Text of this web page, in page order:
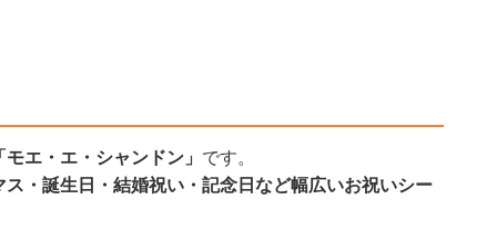
モエ・エ・シャンドン」 です。
ス・誕生日・結婚祝い・記念日など幅広いお祝いシー